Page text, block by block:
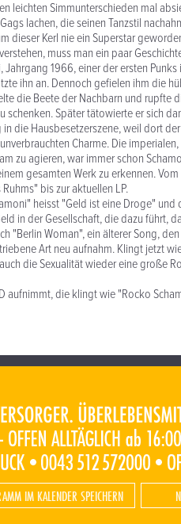
leichten Simmunterschieden mal
lachen, die seinen Tanzstil
dieser Kerl nie ein Superstar
muss man ein paar
1966, einer der ersten
ihn an. Dennoch gefielen ihm die
die Beete der Nachbarn und rupfte
schenken. Später tätowierte er sich
die Hausbesetzerszene, weil dort
Charme. Die
zu agieren, war immer schon
gesamten Werk zu erkennen.
bis zur aktuellen LP.
heisst "Geld ist eine Droge" und
in der Gesellschaft, die dazu führt,
"Berlin Woman", ein älterer Song,
Art neu aufnahm. Klingt jetzt
die Sexualität wieder eine große
aufnimmt, die klingt wie "Rocko
IM KALENDER SPEICHERN